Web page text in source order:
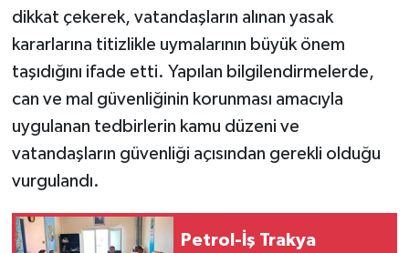
dikkat çekerek, vatandaşların alınan yasak
kararlarına titizlikle uymalarının büyük önem
taşıdığını ifade etti. Yapılan bilgilendirmelerde,
can ve mal güvenliğinin korunması amacıyla
uygulanan tedbirlerin kamu düzeni ve
vatandaşların güvenliği açısından gerekli olduğu
vurgulandı.
Petrol-İş Trakya